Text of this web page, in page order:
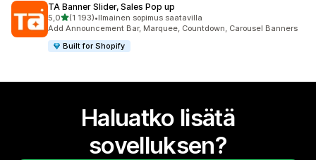
TA Banner Slider, Sales Pop up
5,0/ 5 tähteä
(1 193)
1193 arvostelua yhteensä
•Ilmainen sopimus saatavilla
Add Announcement Bar, Marquee, Countdown, Carousel Banners
Built for Shopify
Haluatko lisätä
sovelluksen?